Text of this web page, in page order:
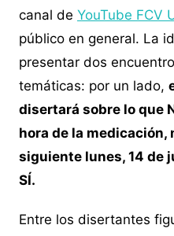
canal de YouTube FCV
público en general. La
presentar dos
temáticas: por un lado,
disertará sobre lo que
hora de la medicación,
siguiente lunes, 14 de
SÍ.
Entre los disertantes